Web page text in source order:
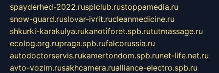
spayderhed-2022.rusplclub.rustoppamedia.ru
snow-guard.ruslovar-ivrit.rucleanmedicine.ru
shkurki-karakulya.rukanotiforet.spb.rututmassage.ru
ecolog.org.rupraga.spb.rufalcorussia.ru
autodoctorservis.rukamertondom.spb.runet-life.net.ru
avto-vozim.rusakhcamera.rualliance-electro.spb.ru